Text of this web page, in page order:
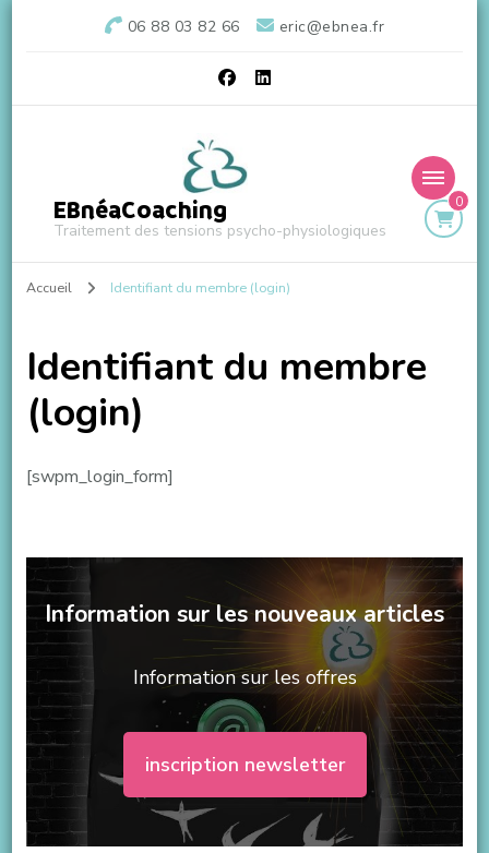
06 88 03 82 66 eric@ebnea.fr
EBnéaCoaching
Traitement des tensions psycho-physiologiques
0
Accueil Identifiant du membre (login)
Identifiant du membre
(login)
[swpm_login_form]
Information sur les nouveaux articles
Information sur les offres
inscription newsletter